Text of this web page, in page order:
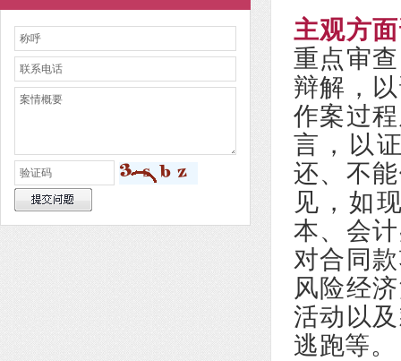
主观方
重点审
辩解，
作案过
言，以
还、不
见，如
本、会
对合同
风险经
活动以
逃跑等。